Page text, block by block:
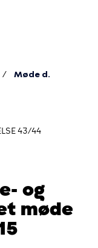
Møde d.
43/44
og
møde